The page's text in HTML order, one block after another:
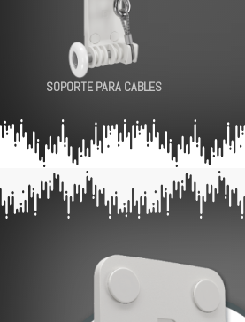
SOPORTE PARA CABLES